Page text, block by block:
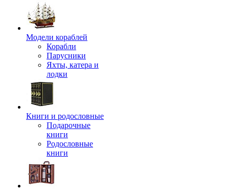
Модели кораблей
Корабли
Парусники
Яхты, катера и
лодки
Книги и родословные
Подарочные
книги
Родословные
книги